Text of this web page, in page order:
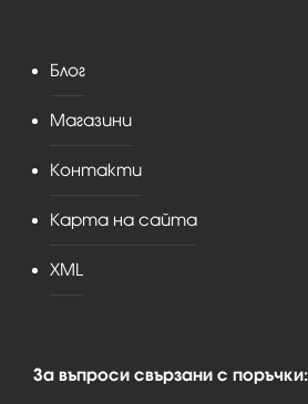
Блог
Магазини
Контакти
Карта на сайта
XML
За въпроси свързани с поръчки: